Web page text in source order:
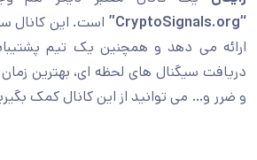
“CryptoSignals.org”
است. این کانال
ارائه می دهد و همچنین یک تیم
دریافت سیگنال های لحظه ای، بهترین
و ضرر و… می توانید از این کانال کمک